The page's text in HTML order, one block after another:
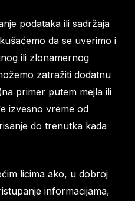
podataka ili sadržaja
da se uverimo i
ili zlonamernog
zatražiti dodatnu
primer putem mejla ili
izvesno vreme od
do trenutka kada
licima ako, u dobroj
informacijama,